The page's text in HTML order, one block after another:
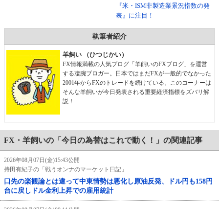
『米・ISM非製造業景況指数の発
表』に注目！
執筆者紹介
羊飼い （ひつじかい）
FX情報満載の人気ブログ「羊飼いのFXブログ」を運営
する凄腕ブロガー。日本ではまだFXが一般的でなかった
2001年からFXのトレードを続けている。このコーナーは
そんな羊飼いが今日発表される重要経済指標をズバリ解
説！
FX・羊飼いの「今日の為替はこれで動く！」の関連記事
2026年08月07日(金)15:43公開
持田有紀子の「戦うオンナのマーケット日記」
口先の楽観論とは違って中東情勢は悪化し原油反発、ドル円も158円
台に戻しドル金利上昇での雇用統計